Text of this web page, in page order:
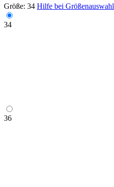
Größe: 34 Hilfe bei Größenauswahl
34
36